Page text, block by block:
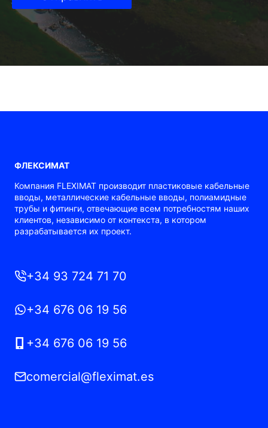
ФЛЕКСИМАТ
Компания FLEXIMAT производит пластиковые кабельные
вводы, металлические кабельные вводы, полиамидные
трубы и фитинги, отвечающие всем потребностям наших
клиентов, независимо от контекста, в котором
разрабатывается их проект.
+34 93 724 71 70
+34 676 06 19 56
+34 676 06 19 56
comercial@fleximat.es